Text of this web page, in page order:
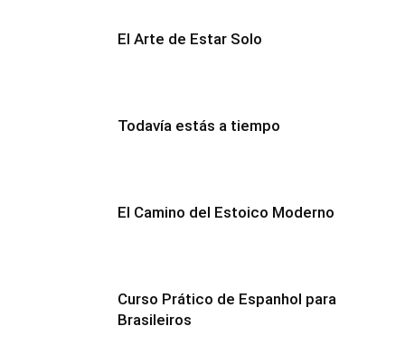
El Arte de Estar Solo
Todavía estás a tiempo
El Camino del Estoico Moderno
Curso Prático de Espanhol para
Brasileiros